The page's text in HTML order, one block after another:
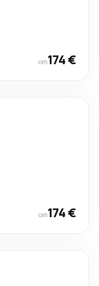
от174 €
от174 €